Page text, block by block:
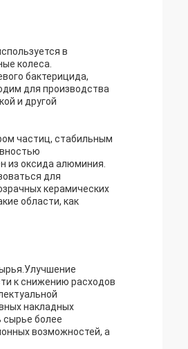
в
колеса.
бактерицида,
для производства
и другой
частиц, стабильным
из оксида алюминия.
для
керамических
области, как
к снижению расходов
накладных
сырье более
возможностей, а